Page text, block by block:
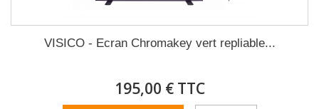
VISICO - Ecran Chromakey vert repliable...
195,00 € TTC